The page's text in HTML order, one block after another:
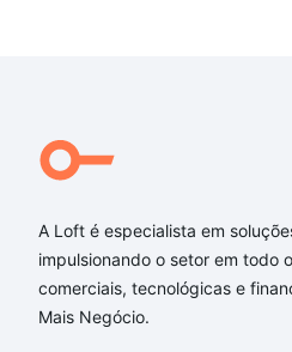
A Loft é especialista em
impulsionando o setor em todo
comerciais, tecnológicas e
Mais Negócio.